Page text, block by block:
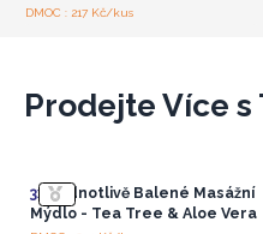
DMOC : 217 Kč/kus
Prodejte Více
3x Jednotlivě Balené Masážní
Mýdlo - Tea Tree & Aloe Vera